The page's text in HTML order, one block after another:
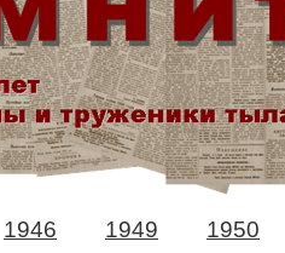
1946 1949
1950